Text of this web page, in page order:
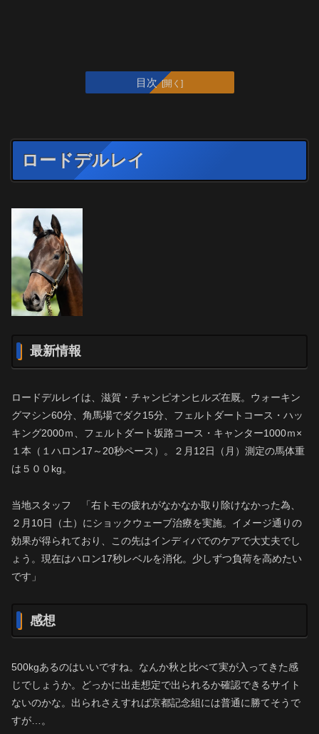
目次
ロードデルレイ
最新情報
ロードデルレイは、滋賀・チャンピオンヒルズ在厩。ウォーキン
グマシン60分、角馬場でダク15分、フェルトダートコース・ハッ
キング2000ｍ、フェルトダート坂路コース・キャンター1000ｍ×
１本（１ハロン17～20秒ペース）。２月12日（月）測定の馬体重
は５００kg。
当地スタッフ 「右トモの疲れがなかなか取り除けなかった為、
２月10日（土）にショックウェーブ治療を実施。イメージ通りの
効果が得られており、この先はインディバでのケアで大丈夫でし
ょう。現在はハロン17秒レベルを消化。少しずつ負荷を高めたい
です」
感想
500kgあるのはいいですね。なんか秋と比べて実が入ってきた感
じでしょうか。どっかに出走想定で出られるか確認できるサイト
ないのかな。出られさえすれば京都記念組には普通に勝てそうで
すが…。